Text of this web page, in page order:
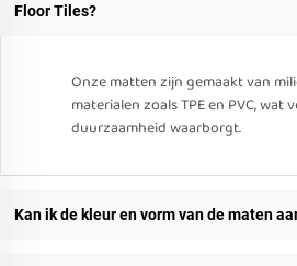
Floor Tiles?
Onze matten zijn gemaakt van
materialen zoals TPE en PVC, wat
duurzaamheid waarborgt.
Kan ik de kleur en vorm van de maten